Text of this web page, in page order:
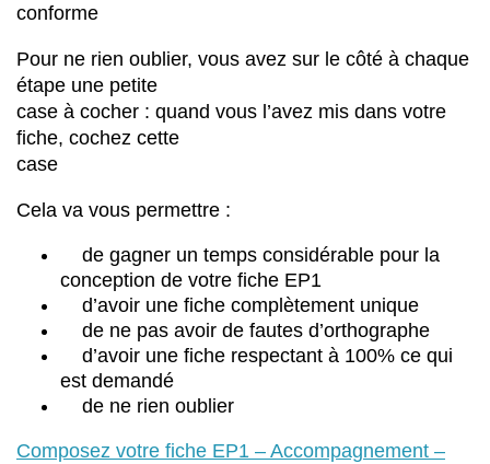
conforme
Pour ne rien oublier, vous avez sur le côté à chaque
étape une petite
case à cocher : quand vous l’avez mis dans votre
fiche, cochez cette
case
Cela va vous permettre :
de gagner un temps considérable pour la
conception de votre fiche EP1
d’avoir une fiche complètement unique
de ne pas avoir de fautes d’orthographe
d’avoir une fiche respectant à 100% ce qui
est demandé
de ne rien oublier
Composez votre fiche EP1 – Accompagnement –